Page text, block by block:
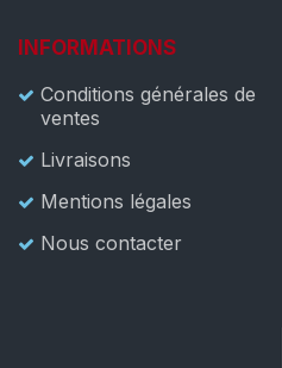
INFORMATIONS
Conditions générales de
ventes
Livraisons
Mentions légales
Nous contacter